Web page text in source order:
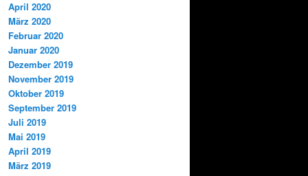
April 2020
März 2020
Februar 2020
Januar 2020
Dezember 2019
November 2019
Oktober 2019
September 2019
Juli 2019
Mai 2019
April 2019
März 2019